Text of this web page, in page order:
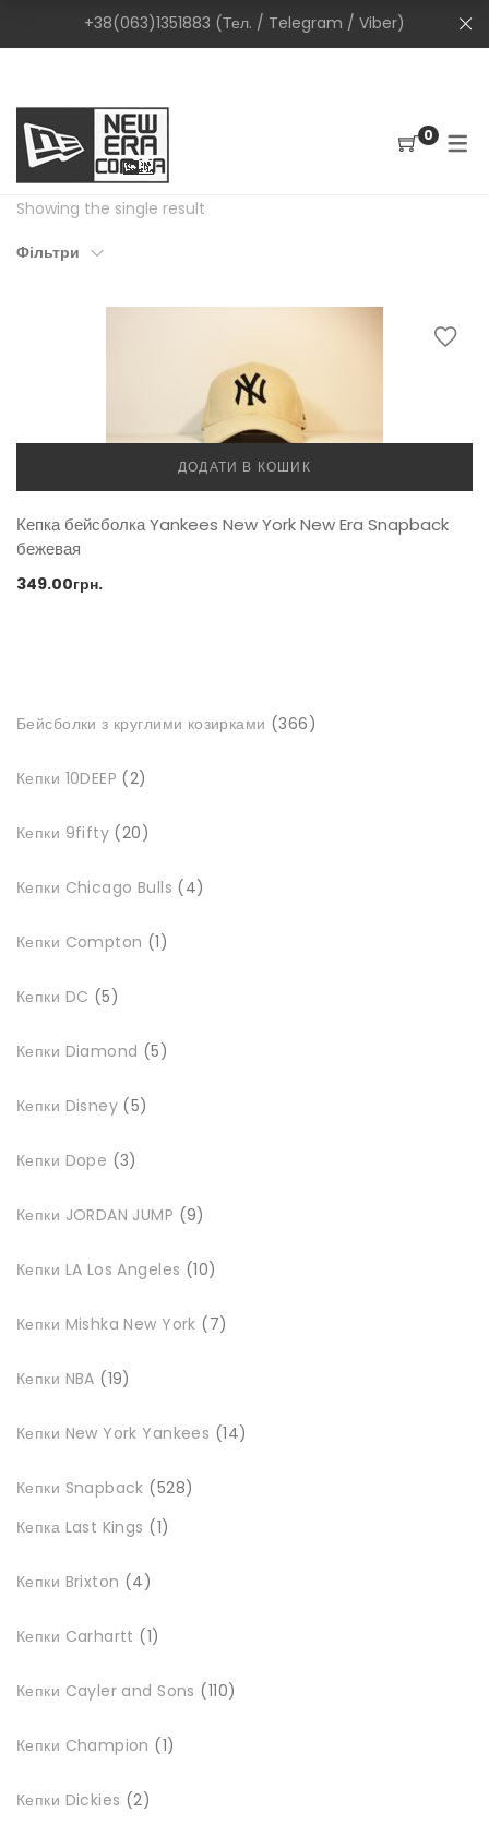
+38(063)1351883 (Тел. / Telegram / Viber)
0
Showing the single result
Фільтри
ДОДАТИ В КОШИК
Кепка бейсболка Yankees New York New Era Snapback
бежевая
349.00грн.
Бейсболки з круглими козирками 366366
Кепки 10DEEP
2товари
Кепки 9fifty 20товарів
Кепки Chicago Bulls 4товари
Кепки Compton 1товар
Кепки DC 5товарів
Кепки Diamond 5товарів
Кепки Disney 5товарів
Кепки Dope 3товари
Кепки JORDAN JUMP 9товарів
Кепки LA Los Angeles 10товарів
Кепки Mishka New York 7товарів
Кепки NBA 19товарів
Кепки New York Yankees 14товарів
Кепки Snapback 528товарів
Кепка Last Kings
11
Кепки Brixton
4товари
Кепки Carhartt 1товар
Кепки Cayler and Sons 110товарів
Кепки Champion 1товар
Кепки Dickies 2товари